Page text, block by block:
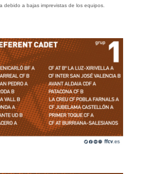
debido a bajas imprevistas de los equipos.